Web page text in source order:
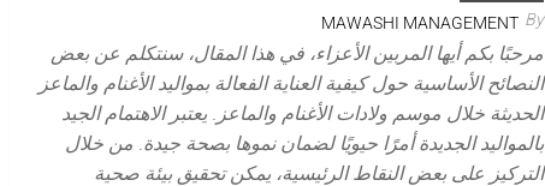
By
MAWASHI MANAGEMENT
مرحبًا بكم أيها المربين الأعزاء، في هذا المقال، سنتكلم عن بعض
النصائح الأساسية حول كيفية العناية الفعالة بمواليد الأغنام والماعز
الحديثة خلال موسم ولادات الأغنام والماعز. يعتبر الاهتمام الجيد
بالمواليد الجديدة أمرًا حيويًا لضمان نموها بصحة جيدة. من خلال
التركيز على بعض النقاط الرئيسية، يمكن تحقيق بيئة صحية